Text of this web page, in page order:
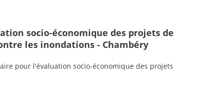
socio-économique des projets de
les inondations - Chambéry
pour l'évaluation socio-économique des projets